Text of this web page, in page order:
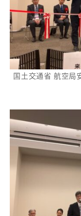
国土交通省 航空局